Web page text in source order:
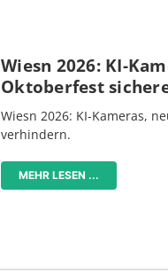
Wiesn 2026: KI-
Oktoberfest
Wiesn 2026: KI-Kameras,
verhindern.
MEHR LESEN ...